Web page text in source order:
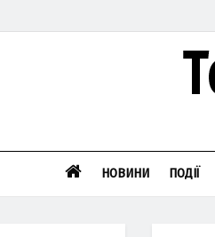
НОВИНИ ПОДІЇ